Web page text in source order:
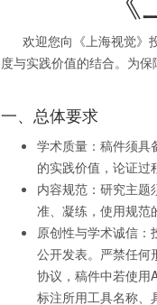
欢迎您向《上海视觉》
度与实践价值的结合。为
一、 总体要求
学术质量：稿件须具
的实践价值，论证过
内容规范：研究主题
准、凝练，使用规范
原创性与学术诚信：
公开发表。严禁任何
协议，稿件中若使用
标注所用工具名称、